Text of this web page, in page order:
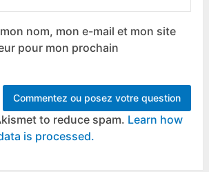
nom, mon e-mail et mon site
pour mon prochain
to reduce spam. Learn how
is processed.